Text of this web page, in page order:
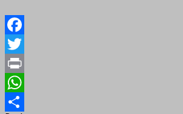
Facebook
Twitter
Print
WhatsApp